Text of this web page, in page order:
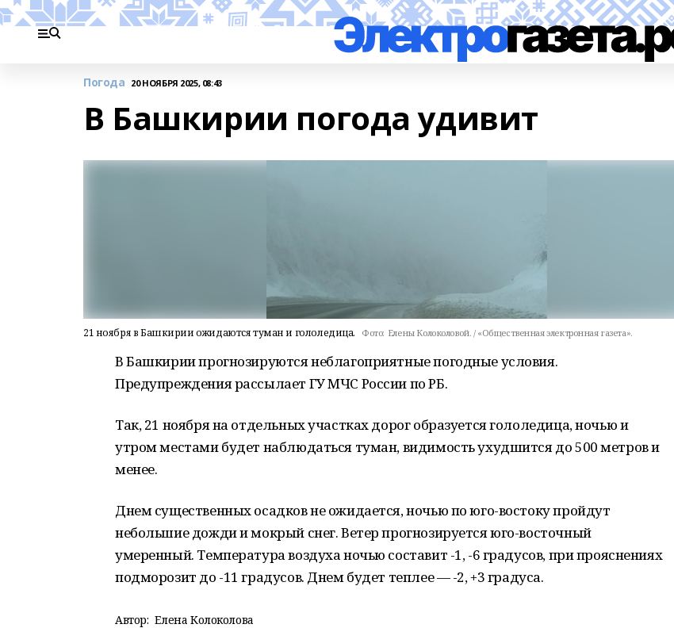
Погода 20 НОЯБРЯ 2025, 08:43
В Башкирии погода удивит
21 ноября в Башкирии ожидаются туман и гололедица. Фото: Елены Колоколовой. / «Общественная электронная газета».
В Башкирии прогнозируются неблагоприятные погодные условия.
Предупреждения рассылает ГУ МЧС России по РБ.
Так, 21 ноября на отдельных участках дорог образуется гололедица, ночью и
утром местами будет наблюдаться туман, видимость ухудшится до 500 метров и
менее.
Днем существенных осадков не ожидается, ночью по юго-востоку пройдут
небольшие дожди и мокрый снег. Ветер прогнозируется юго-восточный
умеренный. Температура воздуха ночью составит -1, -6 градусов, при прояснениях
подморозит до -11 градусов. Днем будет теплее — -2, +3 градуса.
Автор: Елена Колоколова